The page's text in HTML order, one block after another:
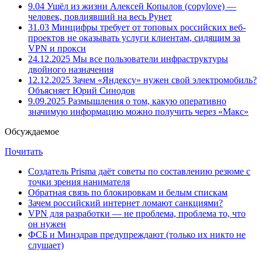
9.04 Ушёл из жизни Алексей Копылов (copylove) —
человек, повлиявший на весь Рунет
31.03 Минцифры требует от топовых российских веб-
проектов не оказывать услуги клиентам, сидящим за
VPN и прокси
24.12.2025 Мы все пользователи инфраструктуры
двойного назначения
12.12.2025 Зачем «Яндексу» нужен свой электромобиль?
Объясняет Юрий Синодов
9.09.2025 Размышления о том, какую оперативно
значимую информацию можно получить через «Макс»
Обсуждаемое
Почитать
Создатель Prisma даёт советы по составлению резюме с
точки зрения нанимателя
Обратная связь по блокировкам и белым спискам
Зачем российский интернет ломают санкциями?
VPN для разработки — не проблема, проблема то, что
он нужен
ФСБ и Минздрав предупреждают (только их никто не
слушает)